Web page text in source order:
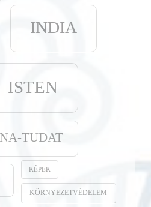
INDIA
ISTEN
TUDAT
KÉPEK
KÖRNYEZETVÉDELEM